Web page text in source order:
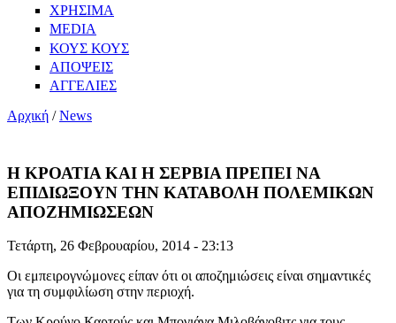
ΧΡΗΣΙΜΑ
MEDIA
ΚΟΥΣ ΚΟΥΣ
ΑΠΟΨΕΙΣ
ΑΓΓΕΛΙΕΣ
Αρχική /News
Η ΚΡΟΑΤΙΑ ΚΑΙ Η ΣΕΡΒΙΑ ΠΡΕΠΕΙ ΝΑ
ΕΠΙΔΙΩΞΟΥΝ ΤΗΝ ΚΑΤΑΒΟΛΗ ΠΟΛΕΜΙΚΩΝ
ΑΠΟΖΗΜΙΩΣΕΩΝ
Τετάρτη, 26 Φεβρουαρίου, 2014 - 23:13
Οι εμπειρογνώμονες είπαν ότι οι αποζημιώσεις είναι σημαντικές
για τη συμφιλίωση στην περιοχή.